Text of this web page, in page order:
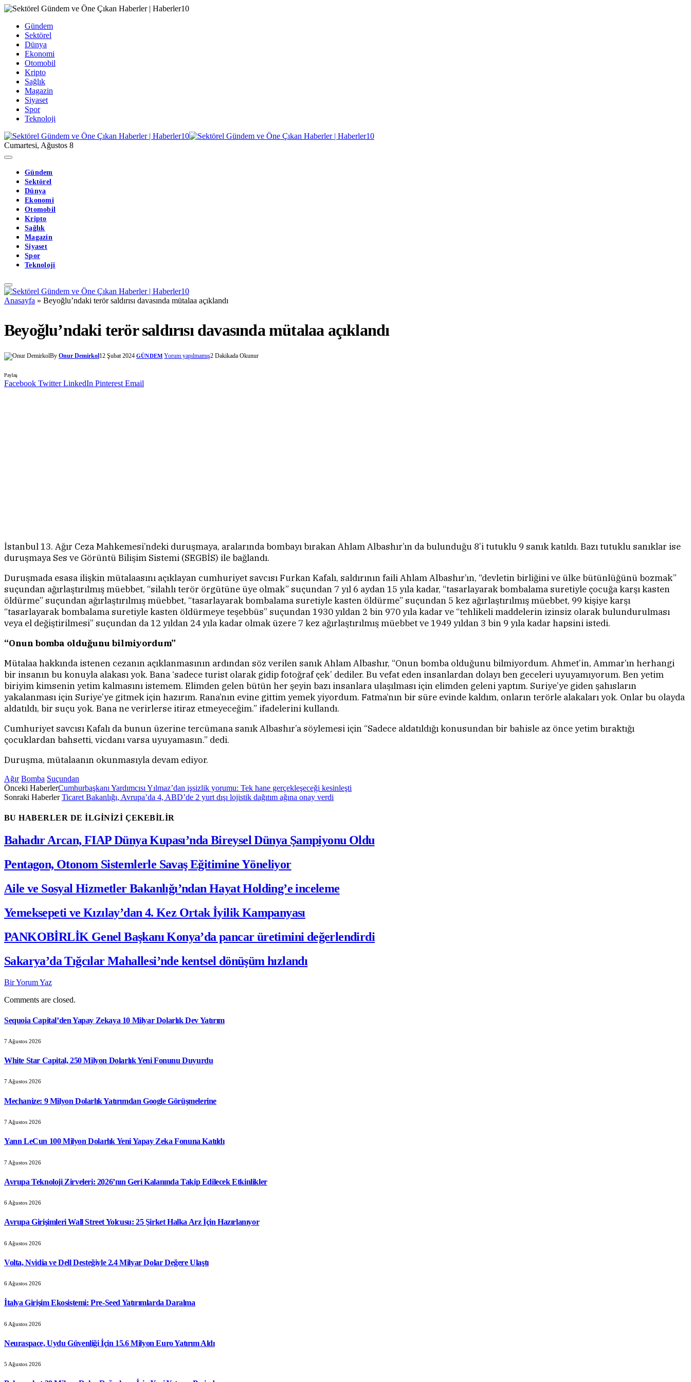
Gündem
Sektörel
Dünya
Ekonomi
Otomobil
Kripto
Sağlık
Magazin
Siyaset
Spor
Teknoloji
Cumartesi, Ağustos 8
Gündem
Sektörel
Dünya
Ekonomi
Otomobil
Kripto
Sağlık
Magazin
Siyaset
Spor
Teknoloji
Anasayfa » Beyoğlu’ndaki terör saldırısı davasında mütalaa açıklandı
Beyoğlu’ndaki terör saldırısı davasında mütalaa açıklandı
By Onur Demirkol12 Şubat 2024 GÜNDEM Yorum yapılmamış2 Dakikada Okunur
Paylaş
Facebook Twitter LinkedIn Pinterest Email
İstanbul 13. Ağır Ceza Mahkemesi’ndeki duruşmaya, aralarında bombayı bırakan Ahlam Albashır’ın da bulunduğu 8’i tutuklu 9 sanık katıldı. Bazı tutuklu sanıklar ise
duruşmaya Ses ve Görüntü Bilişim Sistemi (SEGBİS) ile bağlandı.
Duruşmada esasa ilişkin mütalaasını açıklayan cumhuriyet savcısı Furkan Kafalı, saldırının faili Ahlam Albashır’ın, “devletin birliğini ve ülke bütünlüğünü bozmak”
suçundan ağırlaştırılmış müebbet, “silahlı terör örgütüne üye olmak” suçundan 7 yıl 6 aydan 15 yıla kadar, “tasarlayarak bombalama suretiyle çocuğa karşı kasten
öldürme” suçundan ağırlaştırılmış müebbet, “tasarlayarak bombalama suretiyle kasten öldürme” suçundan 5 kez ağırlaştırılmış müebbet, 99 kişiye karşı
“tasarlayarak bombalama suretiyle kasten öldürmeye teşebbüs” suçundan 1930 yıldan 2 bin 970 yıla kadar ve “tehlikeli maddelerin izinsiz olarak bulundurulması
veya el değiştirilmesi” suçundan da 12 yıldan 24 yıla kadar olmak üzere 7 kez ağırlaştırılmış müebbet ve 1949 yıldan 3 bin 9 yıla kadar hapsini istedi.
“Onun bomba olduğunu bilmiyordum”
Mütalaa hakkında istenen cezanın açıklanmasının ardından söz verilen sanık Ahlam Albashır, “Onun bomba olduğunu bilmiyordum. Ahmet’in, Ammar’ın herhangi
bir insanın bu konuyla alakası yok. Bana ‘sadece turist olarak gidip fotoğraf çek’ dediler. Bu vefat eden insanlardan dolayı ben geceleri uyuyamıyorum. Ben yetim
biriyim kimsenin yetim kalmasını istemem. Elimden gelen bütün her şeyin bazı insanlara ulaşılması için elimden geleni yaptım. Suriye’ye giden şahısların
yakalanması için Suriye’ye gitmek için hazırım. Rana’nın evine gittim yemek yiyordum. Fatma’nın bir süre evinde kaldım, onların terörle alakaları yok. Onlar bu olayda
aldatıldı, bir suçu yok. Bana ne verirlerse itiraz etmeyeceğim.” ifadelerini kullandı.
Cumhuriyet savcısı Kafalı da bunun üzerine tercümana sanık Albashır’a söylemesi için “Sadece aldatıldığı konusundan bir bahisle az önce yetim bıraktığı
çocuklardan bahsetti, vicdanı varsa uyuyamasın.” dedi.
Duruşma, mütalaanın okunmasıyla devam ediyor.
Ağır Bomba Suçundan
Önceki HaberlerCumhurbaşkanı Yardımcısı Yılmaz’dan işsizlik yorumu: Tek hane gerçekleşeceği kesinleşti
Sonraki HaberlerTicaret Bakanlığı, Avrupa’da 4, ABD’de 2 yurt dışı lojistik dağıtım ağına onay verdi
BU HABERLER DE İLGİNİZİ ÇEKEBİLİR
Bahadır Arcan, FIAP Dünya Kupası’nda Bireysel Dünya Şampiyonu Oldu
Pentagon, Otonom Sistemlerle Savaş Eğitimine Yöneliyor
Aile ve Sosyal Hizmetler Bakanlığı’ndan Hayat Holding’e inceleme
Yemeksepeti ve Kızılay’dan 4. Kez Ortak İyilik Kampanyası
PANKOBİRLİK Genel Başkanı Konya’da pancar üretimini değerlendirdi
Sakarya’da Tığcılar Mahallesi’nde kentsel dönüşüm hızlandı
Bir Yorum Yaz
Comments are closed.
Sequoia Capital’den Yapay Zekaya 10 Milyar Dolarlık Dev Yatırım
7 Ağustos 2026
White Star Capital, 250 Milyon Dolarlık Yeni Fonunu Duyurdu
7 Ağustos 2026
Mechanize: 9 Milyon Dolarlık Yatırımdan Google Görüşmelerine
7 Ağustos 2026
Yann LeCun 100 Milyon Dolarlık Yeni Yapay Zeka Fonuna Katıldı
7 Ağustos 2026
Avrupa Teknoloji Zirveleri: 2026’nın Geri Kalanında Takip Edilecek Etkinlikler
6 Ağustos 2026
Avrupa Girişimleri Wall Street Yolcusu: 25 Şirket Halka Arz İçin Hazırlanıyor
6 Ağustos 2026
Volta, Nvidia ve Dell Desteğiyle 2.4 Milyar Dolar Değere Ulaştı
6 Ağustos 2026
İtalya Girişim Ekosistemi: Pre-Seed Yatırımlarda Daralma
6 Ağustos 2026
Neuraspace, Uydu Güvenliği İçin 15.6 Milyon Euro Yatırım Aldı
5 Ağustos 2026